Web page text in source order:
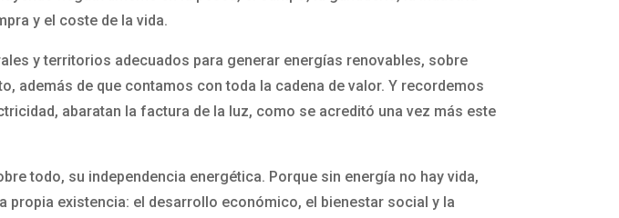
y el coste de la vida.
y territorios adecuados para generar energías renovables, sobre
además de que contamos con toda la cadena de valor. Y recordemos
abaratan la factura de la luz, como se acreditó una vez más este
todo, su independencia energética. Porque sin energía no hay vida,
propia existencia: el desarrollo económico, el bienestar social y la